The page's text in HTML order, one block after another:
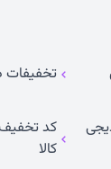
تخفیفات
کد
کالا